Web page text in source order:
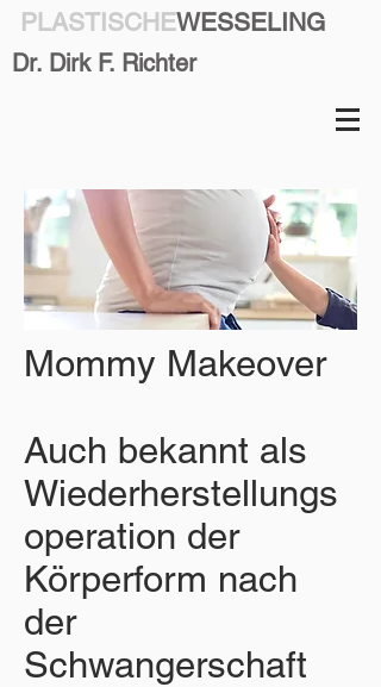
PLASTISCHEWESSELING
Dr. Dirk F. Richter
Mommy Makeover
Auch bekannt als
Wiederherstellungs
operation der
Körperform nach
der
Schwangerschaft